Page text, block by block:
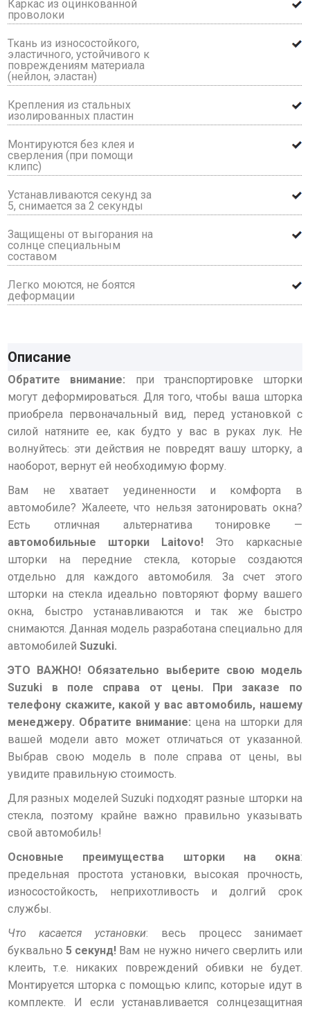
Каркас из оцинкованной
проволоки
Ткань из износостойкого,
эластичного, устойчивого к
повреждениям материала
(нейлон, эластан)
Крепления из стальных
изолированных пластин
Монтируются без клея и
сверления (при помощи
клипс)
Устанавливаются секунд за
5, снимается за 2 секунды
Защищены от выгорания на
солнце специальным
составом
Легко моются, не боятся
деформации
Описание
Обратите внимание: при транспортировке шторки
могут деформироваться. Для того, чтобы ваша шторка
приобрела первоначальный вид, перед установкой с
силой натяните ее, как будто у вас в руках лук. Не
волнуйтесь: эти действия не повредят вашу шторку, а
наоборот, вернут ей необходимую форму.
Вам не хватает уединенности и комфорта в
автомобиле? Жалеете, что нельзя затонировать окна?
Есть отличная альтернатива тонировке —
автомобильные шторки
Laitovo! Это каркасные
шторки на передние стекла, которые создаются
отдельно для каждого автомобиля. За счет этого
шторки на стекла идеально повторяют форму вашего
окна, быстро устанавливаются и так же быстро
снимаются. Данная модель разработана специально для
автомобилейSuzuki.
ЭТО ВАЖНО! Обязательно выберите свою модель
Suzuki в поле справа от цены. При заказе по
телефону скажите, какой у вас автомобиль, нашему
менеджеру. Обратите внимание: цена на шторки для
вашей модели авто может отличаться от указанной.
Выбрав свою модель в поле справа от цены, вы
увидите правильную стоимость.
Для разных моделей Suzuki подходят разные шторки на
стекла, поэтому крайне важно правильно указывать
свой автомобиль!
Основные преимущества шторки на окна:
предельная простота установки, высокая прочность,
износостойкость, неприхотливость и долгий срок
службы.
Что касается установки: весь процесс занимает
буквально5 секунд! Вам не нужно ничего сверлить или
клеить, т.е. никаких повреждений обивки не будет.
Монтируется шторка с помощью клипс, которые идут в
комплекте. И если устанавливается солнцезащитная